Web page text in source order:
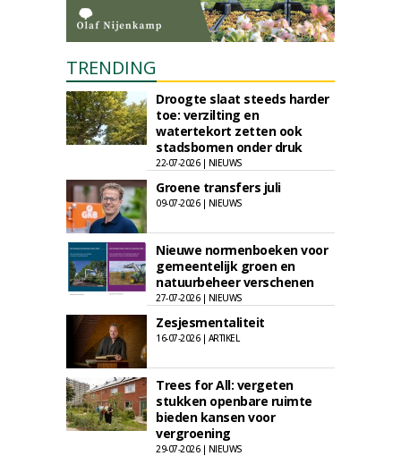
TRENDING
Droogte slaat steeds harder
toe: verzilting en
watertekort zetten ook
stadsbomen onder druk
22-07-2026 | NIEUWS
Groene transfers juli
09-07-2026 | NIEUWS
Nieuwe normenboeken voor
gemeentelijk groen en
natuurbeheer verschenen
27-07-2026 | NIEUWS
Zesjesmentaliteit
16-07-2026 | ARTIKEL
Trees for All: vergeten
stukken openbare ruimte
bieden kansen voor
vergroening
29-07-2026 | NIEUWS